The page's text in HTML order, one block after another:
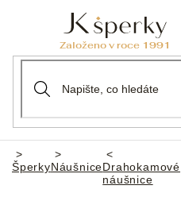
Domů
ŠperkyNáušniceDrahokamové
náušnice